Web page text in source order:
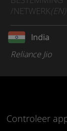
/NETWERK(EN)
India
Reliance Jio
Controleer